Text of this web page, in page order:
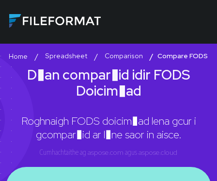
Home Spreadsheet Comparison Compare FODS
D�an compar�id idir FODS
Doicim�ad
Roghnaigh FODS doicim�ad lena gcur i
gcompar�id ar l�ne saor in aisce.
Cumhachtaithe ag aspose.com agusaspose.cloud